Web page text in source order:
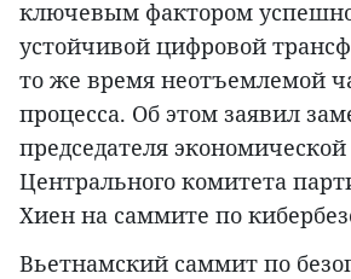
ключевым фактором
устойчивой цифровой
то же время неотъемлемой
процесса. Об этом заявил
председателя
Центрального комитета
Хиен на саммите по
Вьетнамский саммит по